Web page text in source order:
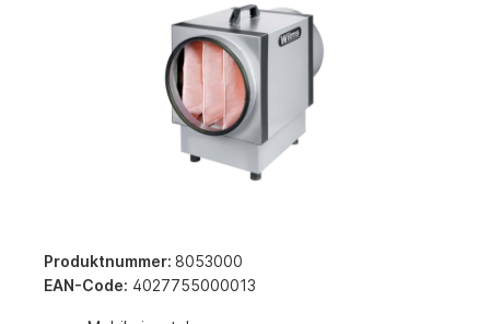
Produktnummer: 8053000
EAN-Code: 4027755000013